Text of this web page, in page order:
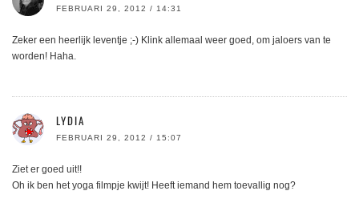
FEBRUARI 29, 2012 / 14:31
Zeker een heerlijk leventje ;-) Klink allemaal weer goed, om jaloers van te
worden! Haha.
LYDIA
FEBRUARI 29, 2012 / 15:07
Ziet er goed uit!!
Oh ik ben het yoga filmpje kwijt! Heeft iemand hem toevallig nog?